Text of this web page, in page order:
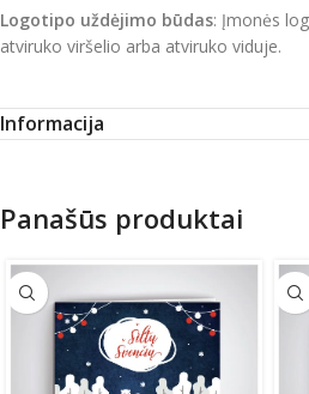
Logotipo uždėjimo būdas: Įmonės
atviruko viršelio arba atviruko viduje.
Informacija
Panašūs produktai